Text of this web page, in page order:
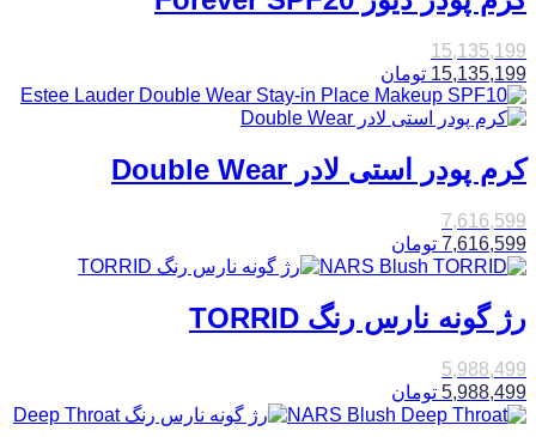
15,135,199
15,135,199 تومان
کرم پودر استی لادر Double Wear
7,616,599
7,616,599 تومان
رژ گونه نارس رنگ TORRID
5,988,499
5,988,499 تومان